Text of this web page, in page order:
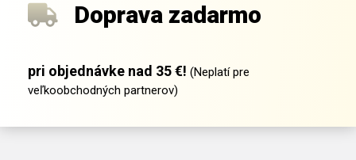
Doprava zadarmo
pri objednávke nad 35 €! (Neplatí pre
veľkoobchodných partnerov)